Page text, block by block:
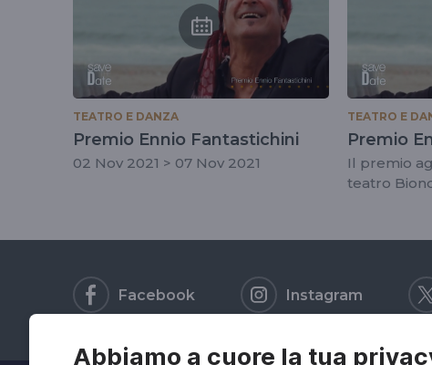
Abbiamo a cuore la tua
TEATRO E DANZA
Premio Ennio Fantastichini
02 Nov 2021 > 07 Nov 2021
TEATRO E
Premio
Il premio
teatro
Facebook Instagram